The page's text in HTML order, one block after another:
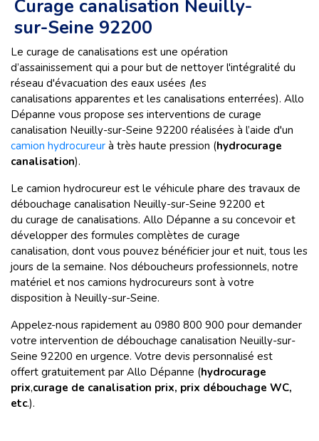
Curage canalisation Neuilly-
sur-Seine 92200
Le curage de canalisations est une opération
d’assainissement qui a pour but de nettoyer l'intégralité du
réseau d'évacuation des eaux usées (les
canalisations apparentes et les canalisations enterrées). Allo
Dépanne vous propose ses interventions de curage
canalisation Neuilly-sur-Seine 92200 réalisées à l’aide d'un
camion hydrocureur à très haute pression (hydrocurage
canalisation).
Le camion hydrocureur est le véhicule phare des travaux de
débouchage canalisation Neuilly-sur-Seine 92200 et
du curage de canalisations. Allo Dépanne a su concevoir et
développer des formules complètes de curage
canalisation, dont vous pouvez bénéficier jour et nuit, tous les
jours de la semaine. Nos déboucheurs professionnels, notre
matériel et nos camions hydrocureurs sont à votre
disposition à Neuilly-sur-Seine.
Appelez-nous rapidement au 0980 800 900 pour demander
votre intervention de débouchage canalisation Neuilly-sur-
Seine 92200 en urgence. Votre devis personnalisé est
offert gratuitement par Allo Dépanne (hydrocurage
prix,curage de canalisation prix, prix débouchage WC,
etc.).